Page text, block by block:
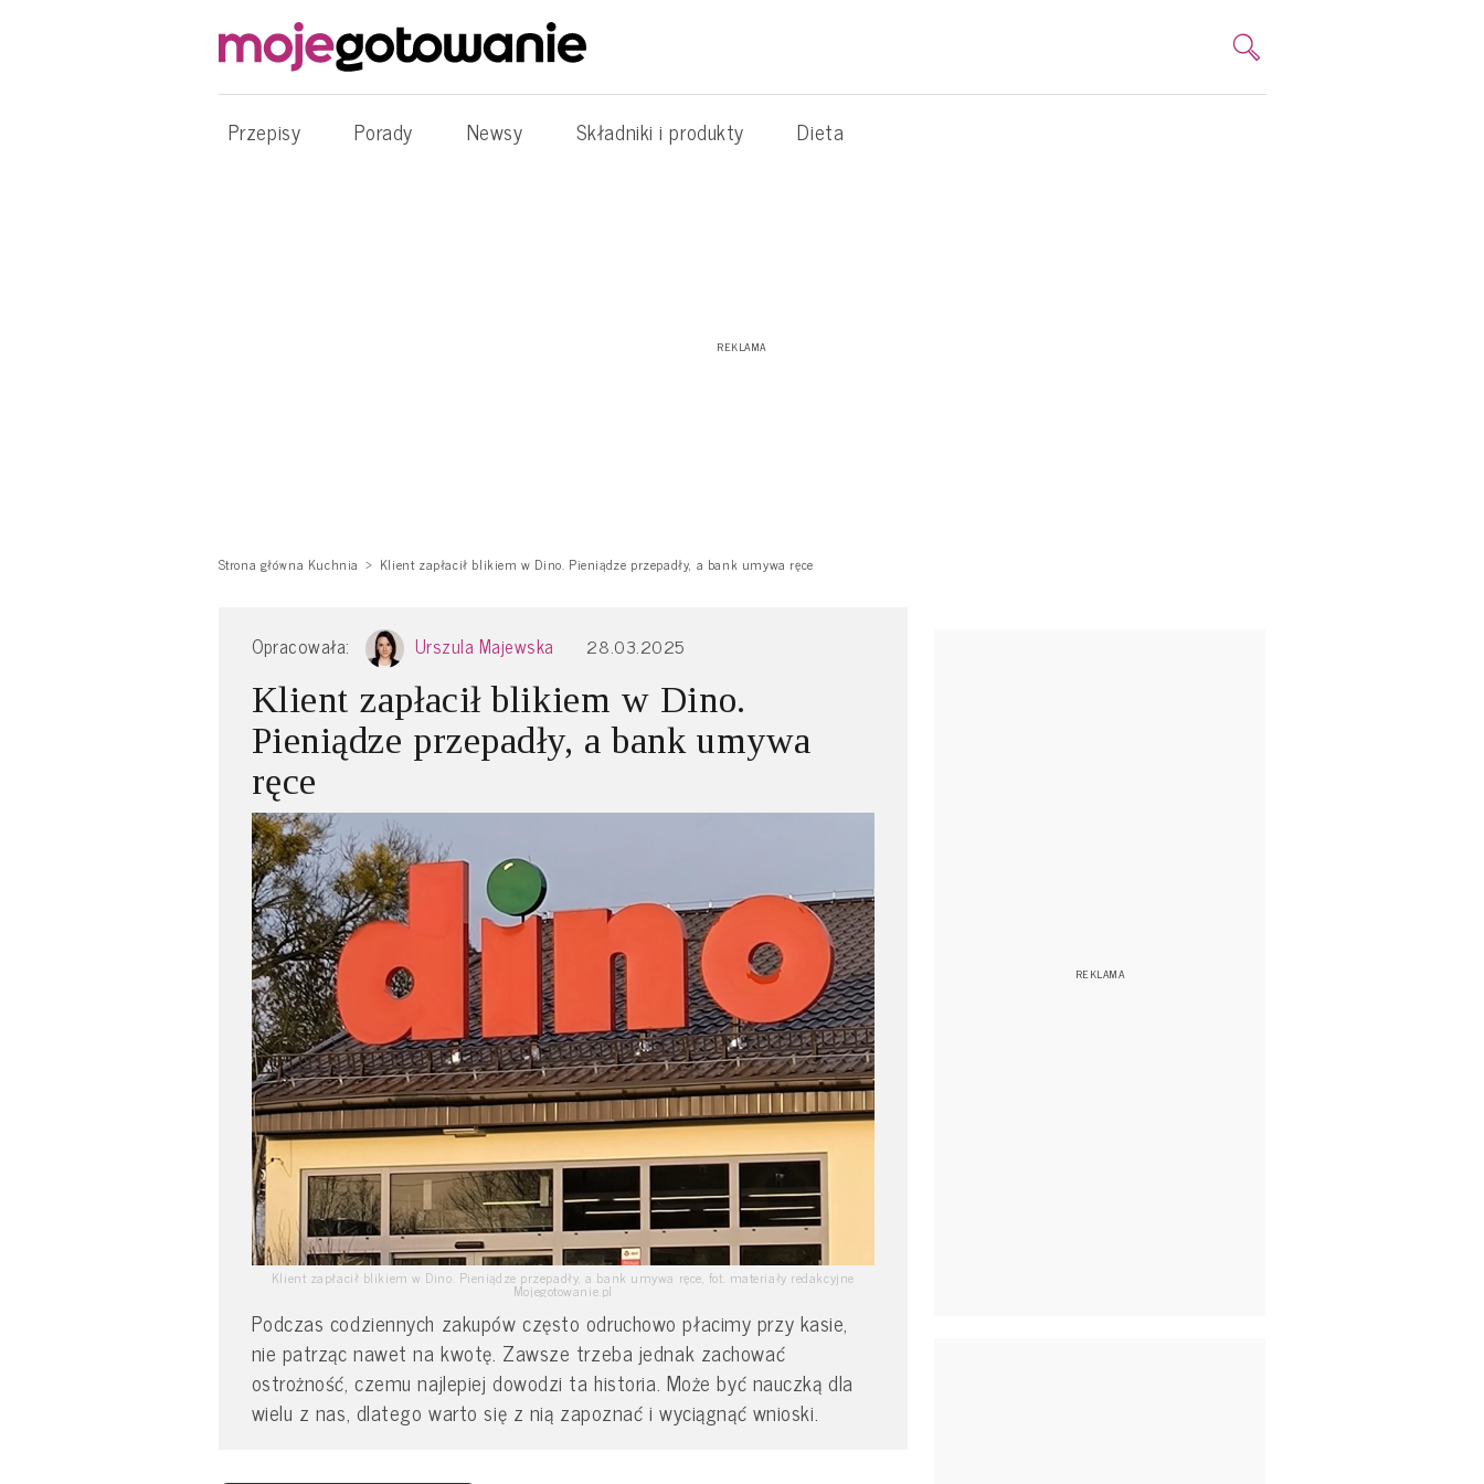
Przepisy Porady Newsy Składniki i produkty Dieta
Strona główna Kuchnia Klient zapłacił blikiem w Dino. Pieniądze przepadły, a bank umywa ręce
Opracowała: Urszula Majewska 28.03.2025
Klient zapłacił blikiem w Dino.
Pieniądze przepadły, a bank umywa
ręce
Klient zapłacił blikiem w Dino. Pieniądze przepadły, a bank umywa ręce, fot. materiały redakcyjne
Mojegotowanie.pl
Podczas codziennych zakupów często odruchowo płacimy przy kasie,
nie patrząc nawet na kwotę. Zawsze trzeba jednak zachować
ostrożność, czemu najlepiej dowodzi ta historia. Może być nauczką dla
wielu z nas, dlatego warto się z nią zapoznać i wyciągnąć wnioski.